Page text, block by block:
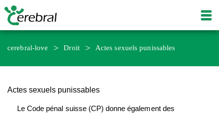
cerebral-love Droit Actes sexuels punissables
Actes sexuels punissables
Le Code pénal suisse (CP) donne également des